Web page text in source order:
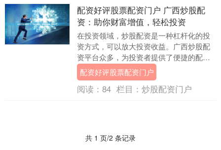
配资好评股票配资门户 广西炒股配
资：助你财富增值，轻松投资
在投资领域，炒股配资是一种杠杆化的投
资方式，可以放大投资收益。广西炒股配
资平台众多，为投资者提供了便捷的配资
渠道。 股票配资的优势显而易见。首先，
它可以放大投资....
配资好评股票配资门户
阅读： 84 栏目： 炒股配资门户
共 1 页/2 条记录